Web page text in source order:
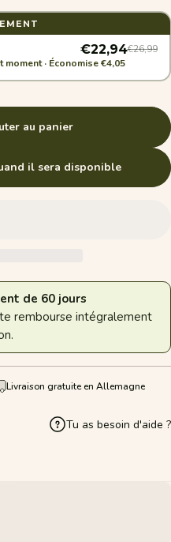
€22,94€26,99
· Économise €4,05
au panier
il sera disponible
de 60 jours
te rembourse intégralement
Livraison gratuite en Allemagne
Tu as besoin d'aide ?